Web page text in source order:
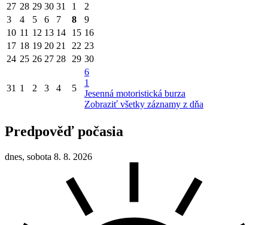
27 28 29 30 31 1
2
3
4 5 6 7 8
9
10 11 12 13 14 15 16
17 18 19 20 21 22 23
24 25 26 27 28 29 30
31 1 2 3 4 5
6
1
Jesenná motoristická burza
Zobraziť všetky záznamy z dňa
Predpověď počasia
dnes, sobota 8. 8. 2026